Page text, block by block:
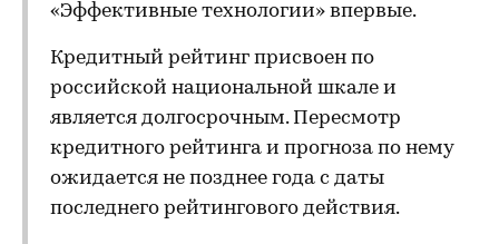
«Эффективные технологии» впервые.
Кредитный рейтинг присвоен по
российской национальной шкале и
является долгосрочным. Пересмотр
кредитного рейтинга и прогноза по нему
ожидается не позднее года с даты
последнего рейтингового действия.